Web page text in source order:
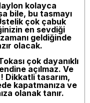
kolayca
bile, bu tasmayı
çok çabuk
en sevdiği
geldiğinde
olacak.
çok dayanıklı
açılmaz. Ve
Dikkatli tasarım,
kapatmanıza ve
olanak tanır.